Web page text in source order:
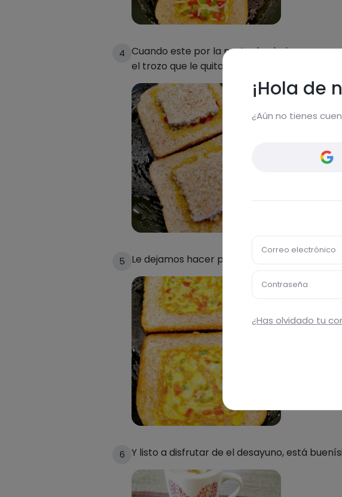
4 Cuando este por la parte de abajo poner
el trozo que le quitamos y darle la vuelta.
5 Le dejamos hacer por el otro lado.
6 Y listo a disfrutar de el desayuno, está
¡Hola de
¿Aún no tienes
Correo electrónico
Contraseña
¿Has olvidado tu